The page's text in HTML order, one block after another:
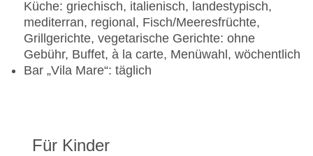
Küche: griechisch, italienisch, landestypisch,
mediterran, regional, Fisch/Meeresfrüchte,
Grillgerichte, vegetarische Gerichte: ohne
Gebühr, Buffet, à la carte, Menüwahl, wöchentlich
Bar „Vila Mare“: täglich
Für Kinder